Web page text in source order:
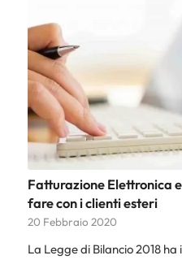
Fatturazione Elettronica
fare con i clienti esteri
20 Febbraio 2020
La Legge di Bilancio 2018